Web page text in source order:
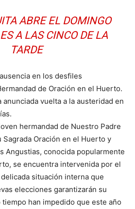
ABRE EL DOMINGO
A LAS CINCO DE LA
TARDE
en los desfiles
de Oración en el Huerto.
vuelta a la austeridad en
hermandad de Nuestro Padre
Sagrada Oración en el Huerto y
Angustias, conocida popularmente
se encuentra intervenida por el
situación interna que
elecciones garantizarán su
han impedido que este año